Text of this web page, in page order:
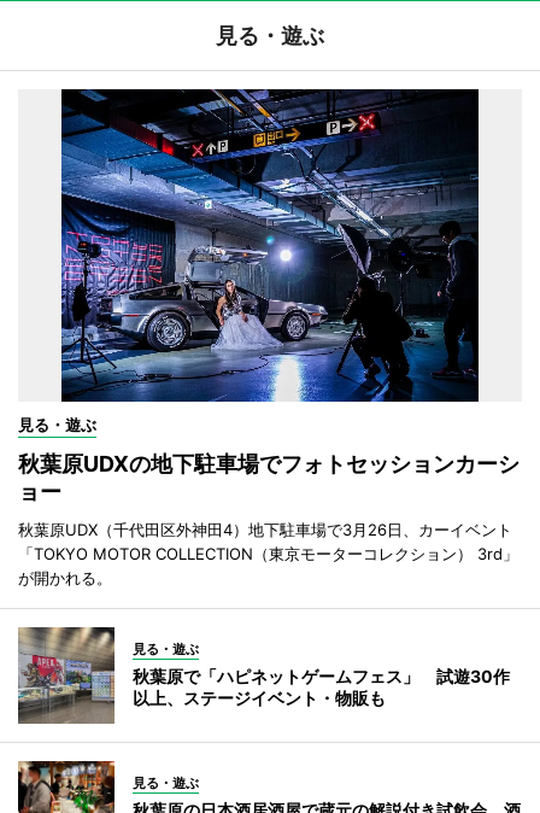
見る・遊ぶ
見る・遊ぶ
秋葉原UDXの地下駐車場でフォトセッションカーシ
ョー
秋葉原UDX（千代田区外神田4）地下駐車場で3月26日、カーイベント
「TOKYO MOTOR COLLECTION（東京モーターコレクション） 3rd」
が開かれる。
見る・遊ぶ
秋葉原で「ハピネットゲームフェス」 試遊30作
以上、ステージイベント・物販も
見る・遊ぶ